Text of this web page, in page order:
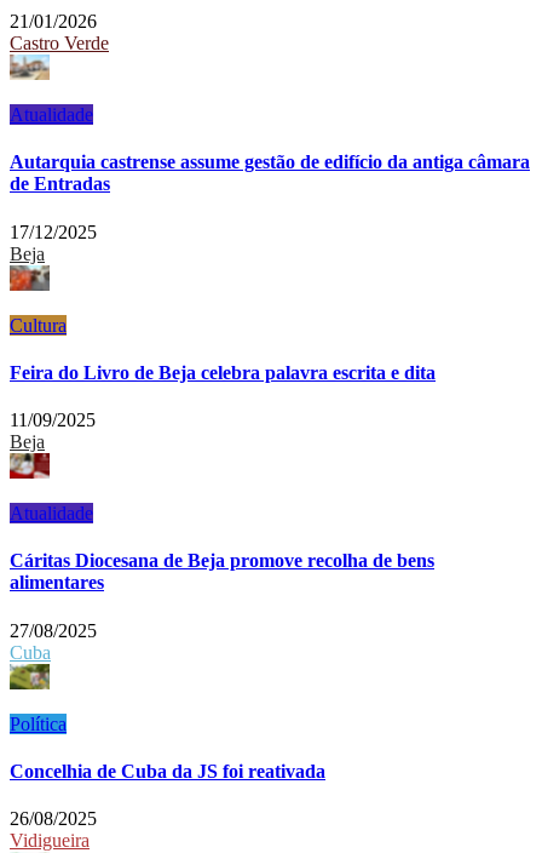
21/01/2026
Castro Verde
Atualidade
Autarquia castrense assume gestão de edifício da antiga câmara
de Entradas
17/12/2025
Beja
Cultura
Feira do Livro de Beja celebra palavra escrita e dita
11/09/2025
Beja
Atualidade
Cáritas Diocesana de Beja promove recolha de bens
alimentares
27/08/2025
Cuba
Política
Concelhia de Cuba da JS foi reativada
26/08/2025
Vidigueira